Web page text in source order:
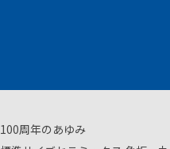
100周年のあゆみ